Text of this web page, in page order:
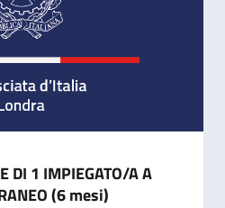
DI 1 IMPIEGATO/A A
(6 mesi)